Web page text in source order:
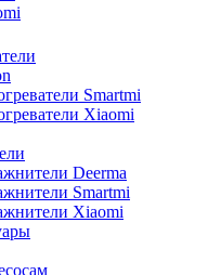
Smartmi
Xiaomi
Deerma
Smartmi
Xiaomi